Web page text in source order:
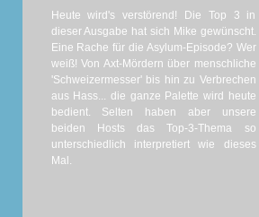
Heute wird's verstörend! Die Top 3 in
dieser Ausgabe hat sich Mike gewünscht.
Eine Rache für die Asylum-Episode? Wer
weiß! Von Axt-Mördern über menschliche
'Schweizermesser' bis hin zu Verbrechen
aus Hass... die ganze Palette wird heute
bedient. Selten haben aber unsere
beiden Hosts das Top-3-Thema so
unterschiedlich interpretiert wie dieses
Mal.